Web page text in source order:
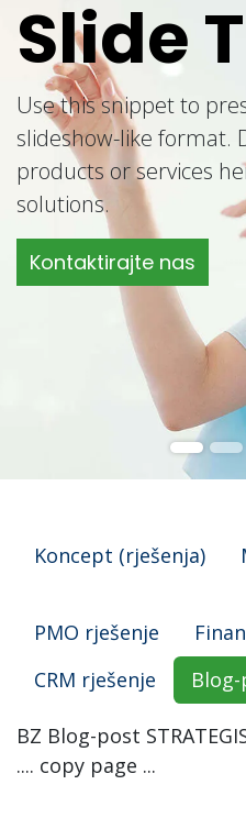
Slide
Use this snippet to
slideshow-like format.
products or services
solutions.
Kontaktirajte nas
Koncept (rješenja)
PMO rješenje
CRM rješenje
BZ Blog-post
.... copy page ...